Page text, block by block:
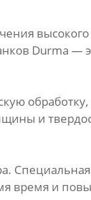
Durma
и
время и